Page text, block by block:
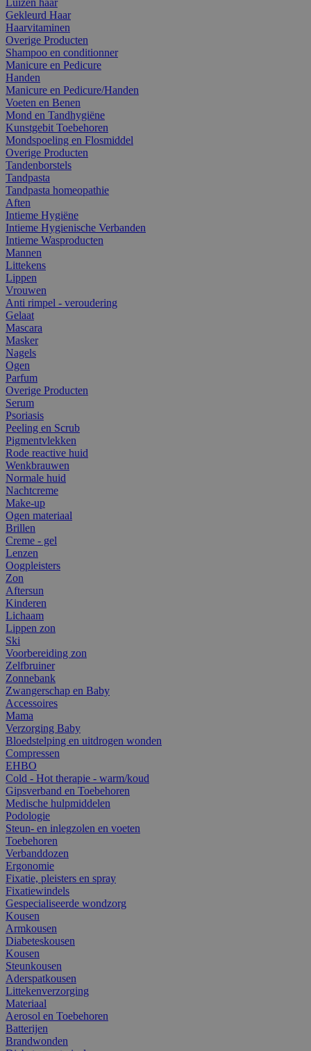
Gekleurd Haar
Haarvitaminen
Overige Producten
Shampoo en conditionner
Manicure en Pedicure
Handen
Manicure en Pedicure/Handen
Voeten en Benen
Mond en Tandhygiëne
Kunstgebit Toebehoren
Mondspoeling en Flosmiddel
Overige Producten
Tandenborstels
Tandpasta
Tandpasta homeopathie
Aften
Intieme Hygiëne
Intieme Hygienische Verbanden
Intieme Wasproducten
Mannen
Littekens
Lippen
Vrouwen
Anti rimpel - veroudering
Gelaat
Mascara
Masker
Nagels
Ogen
Parfum
Overige Producten
Serum
Psoriasis
Peeling en Scrub
Pigmentvlekken
Rode reactive huid
Wenkbrauwen
Normale huid
Nachtcreme
Make-up
Ogen materiaal
Brillen
Creme - gel
Lenzen
Oogpleisters
Zon
Aftersun
Kinderen
Lichaam
Lippen zon
Ski
Voorbereiding zon
Zelfbruiner
Zonnebank
Zwangerschap en Baby
Accessoires
Mama
Verzorging Baby
Bloedstelping en uitdrogen wonden
Compressen
EHBO
Cold - Hot therapie - warm/koud
Gipsverband en Toebehoren
Medische hulpmiddelen
Podologie
Steun- en inlegzolen en voeten
Toebehoren
Verbanddozen
Ergonomie
Fixatie, pleisters en spray
Fixatiewindels
Gespecialiseerde wondzorg
Kousen
Armkousen
Diabeteskousen
Kousen
Steunkousen
Aderspatkousen
Littekenverzorging
Materiaal
Aerosol en Toebehoren
Batterijen
Brandwonden